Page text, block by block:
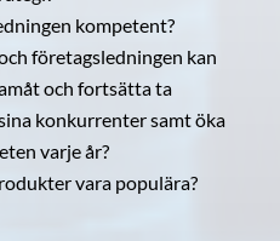
kompetent?
företagsledningen kan
och fortsätta ta
konkurrenter samt öka
varje år?
vara populära?